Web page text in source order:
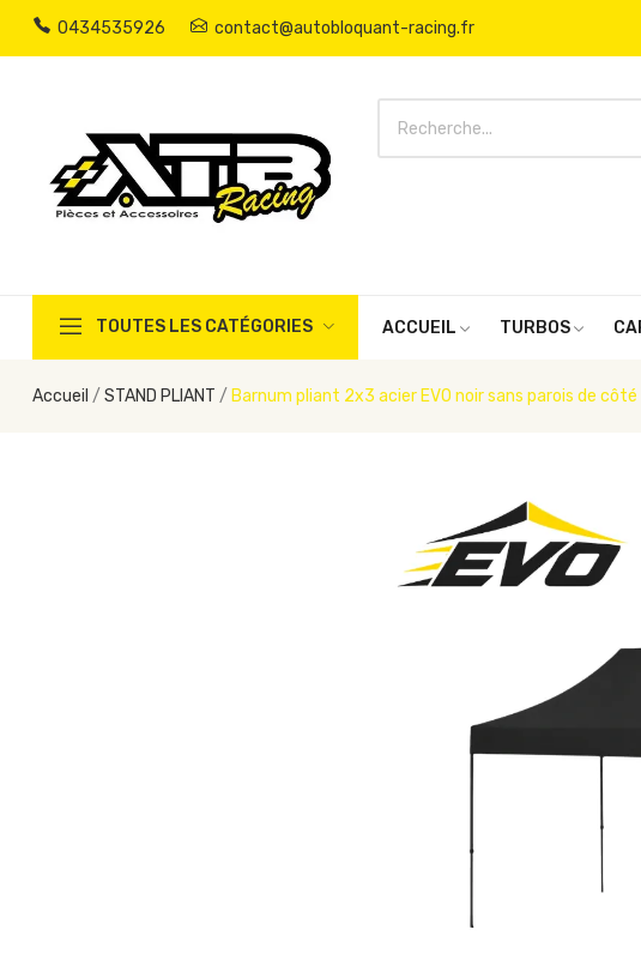
0434535926 contact@autobloquant-racing.fr
TOUTES LES CATÉGORIES ACCUEIL TURBOS
Accueil STAND PLIANT Barnum pliant 2x3 acier EVO noir sans parois de côté